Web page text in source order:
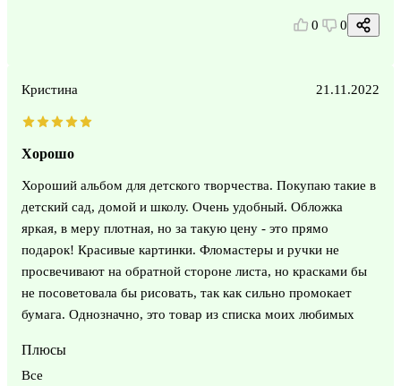
0 0
Кристина 21.11.2022
Хорошо
Хороший альбом для детского творчества. Покупаю такие в
детский сад, домой и школу. Очень удобный. Обложка
яркая, в меру плотная, но за такую цену - это прямо
подарок! Красивые картинки. Фломастеры и ручки не
просвечивают на обратной стороне листа, но красками бы
не посоветовала бы рисовать, так как сильно промокает
бумага. Однозначно, это товар из списка моих любимых
Плюсы
Все